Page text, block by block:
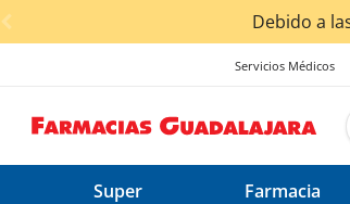
< div class="carousel-inner">
de entrega podrían verse afectados.
Servicios Médicos
Super Farmacia